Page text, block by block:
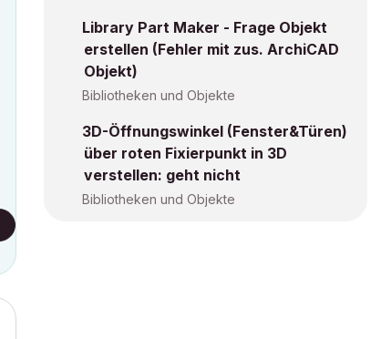
Library Part Maker - Frage Objekt
erstellen (Fehler mit zus. ArchiCAD
Objekt)
Bibliotheken und Objekte
3D-Öffnungswinkel (Fenster&Türen)
über roten Fixierpunkt in 3D
verstellen: geht nicht
Bibliotheken und Objekte